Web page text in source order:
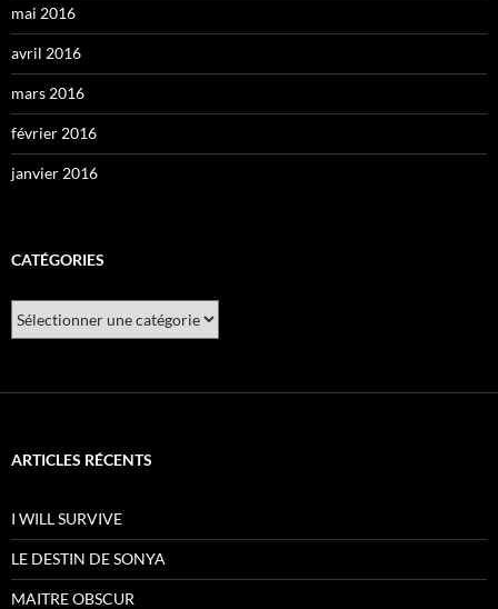
mai 2016
avril 2016
mars 2016
février 2016
janvier 2016
CATÉGORIES
ARTICLES RÉCENTS
I WILL SURVIVE
LE DESTIN DE SONYA
MAITRE OBSCUR